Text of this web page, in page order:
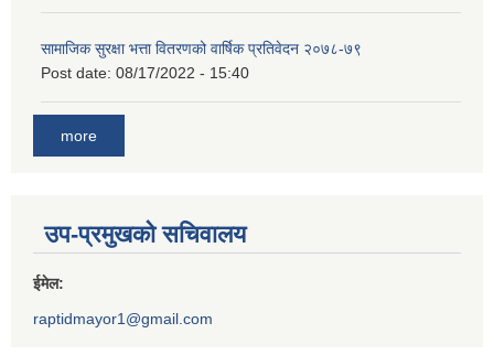
सामाजिक सुरक्षा भत्ता वितरणको वार्षिक प्रतिवेदन २०७८-७९
Post date: 08/17/2022 - 15:40
more
उप-प्रमुखको सचिवालय
ईमेल:
raptidmayor1@gmail.com